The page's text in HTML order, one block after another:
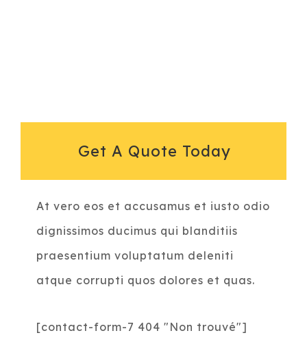
Get A Quote Today
At vero eos et accusamus et iusto odio
dignissimos ducimus qui blanditiis
praesentium voluptatum deleniti
atque corrupti quos dolores et quas.
[contact-form-7 404 "Non trouvé"]